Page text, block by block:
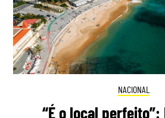
NACIONAL
“É o local